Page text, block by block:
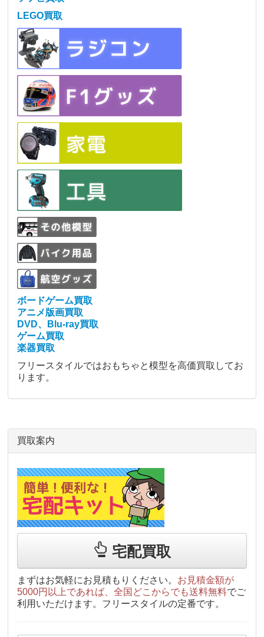
LEGO買取
ボードゲーム買取
アニメ版画買取
DVD、Blu-ray買取
ゲーム買取
楽器買取
フリースタイルではおもちゃと模型を高価買取してお
ります。
買取案内
宅配買取
まずはお気軽にお見積もりください。 お見積金額が
5000円以上であれば、全国どこからでも送料無料でご
利用いただけます。フリースタイルの定番です。